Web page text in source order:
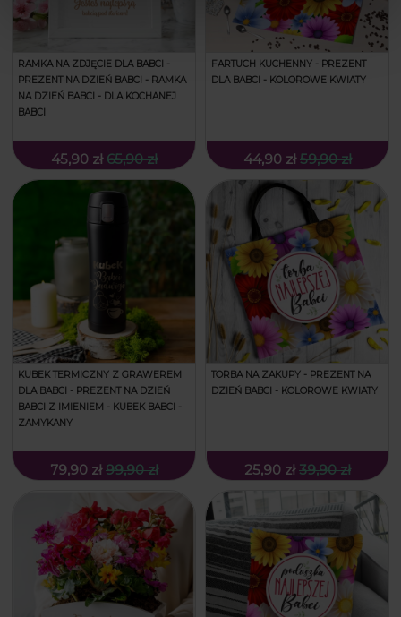
RAMKA NA ZDJĘCIE DLA BABCI -
PREZENT NA DZIEŃ BABCI - RAMKA
NA DZIEŃ BABCI - DLA KOCHANEJ
BABCI
45,90 zł 65,90 zł
FARTUCH KUCHENNY - PREZENT
DLA BABCI - KOLOROWE KWIATY
44,90 zł 59,90 zł
KUBEK TERMICZNY Z GRAWEREM
DLA BABCI - PREZENT NA DZIEŃ
BABCI Z IMIENIEM - KUBEK BABCI -
ZAMYKANY
79,90 zł 99,90 zł
TORBA NA ZAKUPY - PREZENT NA
DZIEŃ BABCI - KOLOROWE KWIATY
25,90 zł 39,90 zł